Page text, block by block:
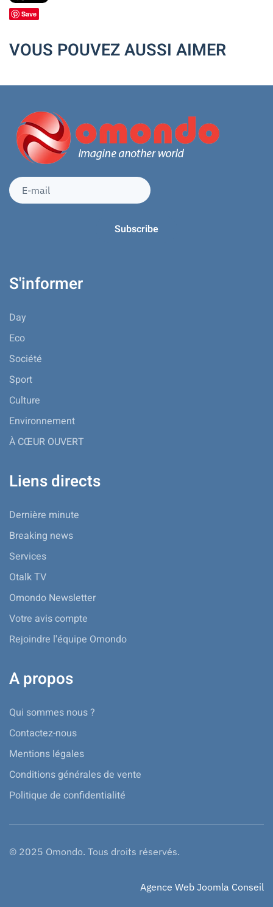
Save
VOUS POUVEZ AUSSI AIMER
S'informer
Day
Eco
Société
Sport
Culture
Environnement
À CŒUR OUVERT
Liens directs
Dernière minute
Breaking news
Services
Otalk TV
Omondo Newsletter
Votre avis compte
Rejoindre l'équipe Omondo
A propos
Qui sommes nous ?
Contactez-nous
Mentions légales
Conditions générales de vente
Politique de confidentialité
© 2025 Omondo. Tous droits réservés.
Agence Web Joomla Conseil